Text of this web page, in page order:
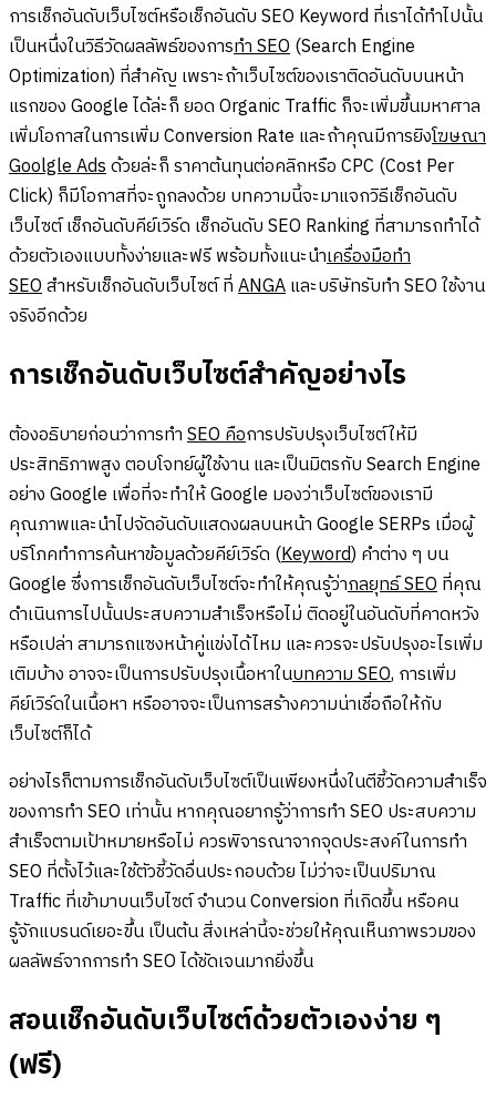
การเช็กอันดับเว็บไซต์หรือเช็กอันดับ SEO Keyword ที่เราได้ทำไปนั้น
เป็นหนึ่งในวิธีวัดผลลัพธ์ของการทำ SEO(Search Engine
Optimization) ที่สำคัญ เพราะถ้าเว็บไซต์ของเราติดอันดับบนหน้า
แรกของ Google ได้ล่ะก็ ยอด Organic Traffic ก็จะเพิ่มขึ้นมหาศาล
เพิ่มโอกาสในการเพิ่ม Conversion Rate และถ้าคุณมีการยิงโฆษณา
Goolgle Adsด้วยล่ะก็ ราคาต้นทุนต่อคลิกหรือ CPC (Cost Per
Click) ก็มีโอกาสที่จะถูกลงด้วย บทความนี้จะมาแจกวิธีเช็กอันดับ
เว็บไซต์ เช็กอันดับคีย์เวิร์ด เช็กอันดับ SEO Ranking ที่สามารถทำได้
ด้วยตัวเองแบบทั้งง่ายและฟรี พร้อมทั้งแนะนำเครื่องมือทำ
SEOสำหรับเช็กอันดับเว็บไซต์ ที่ANGAและบริษัทรับทำ SEO ใช้งาน
จริงอีกด้วย
การเช็กอันดับเว็บไซต์สำคัญอย่างไร
ต้องอธิบายก่อนว่าการทำSEO คือการปรับปรุงเว็บไซต์ให้มี
ประสิทธิภาพสูง ตอบโจทย์ผู้ใช้งาน และเป็นมิตรกับ Search Engine
อย่าง Google เพื่อที่จะทำให้ Google มองว่าเว็บไซต์ของเรามี
คุณภาพและนำไปจัดอันดับแสดงผลบนหน้า Google SERPs เมื่อผู้
บริโภคทำการค้นหาข้อมูลด้วยคีย์เวิร์ด (Keyword) คำต่าง ๆ บน
Google ซึ่งการเช็กอันดับเว็บไซต์จะทำให้คุณรู้ว่ากลยุทธ์ SEOที่คุณ
ดำเนินการไปนั้นประสบความสำเร็จหรือไม่ ติดอยู่ในอันดับที่คาดหวัง
หรือเปล่า สามารถแซงหน้าคู่แข่งได้ไหม และควรจะปรับปรุงอะไรเพิ่ม
เติมบ้าง อาจจะเป็นการปรับปรุงเนื้อหาในบทความ SEO, การเพิ่ม
คีย์เวิร์ดในเนื้อหา หรืออาจจะเป็นการสร้างความน่าเชื่อถือให้กับ
เว็บไซต์ก็ได้
อย่างไรก็ตามการเช็กอันดับเว็บไซต์เป็นเพียงหนึ่งในตีชี้วัดความสำเร็จ
ของการทำ SEO เท่านั้น หากคุณอยากรู้ว่าการทำ SEO ประสบความ
สำเร็จตามเป้าหมายหรือไม่ ควรพิจารณาจากจุดประสงค์ในการทำ
SEO ที่ตั้งไว้และใช้ตัวชี้วัดอื่นประกอบด้วย ไม่ว่าจะเป็นปริมาณ
Traffic ที่เข้ามาบนเว็บไซต์ จำนวน Conversion ที่เกิดขึ้น หรือคน
รู้จักแบรนด์เยอะขึ้น เป็นต้น สิ่งเหล่านี้จะช่วยให้คุณเห็นภาพรวมของ
ผลลัพธ์จากการทำ SEO ได้ชัดเจนมากยิ่งขึ้น
สอนเช็กอันดับเว็บไซต์ด้วยตัวเองง่าย ๆ
(ฟรี)